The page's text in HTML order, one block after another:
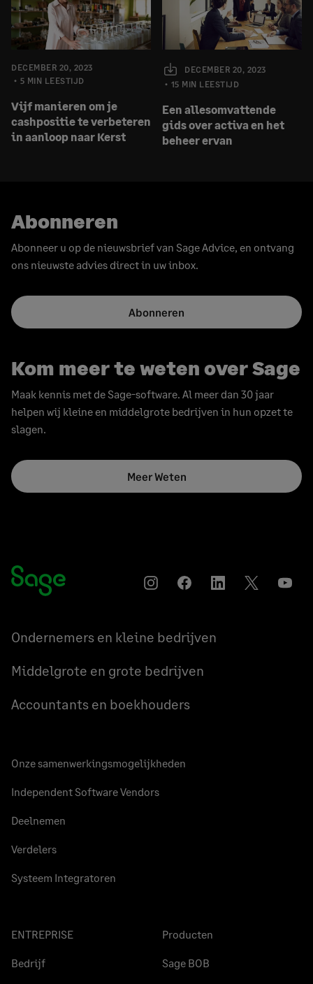
DECEMBER 20, 2023
5 MIN LEESTIJD
Vijf manieren om je
cashpositie te verbeteren
in aanloop naar Kerst
DECEMBER 20, 2023
15 MIN LEESTIJD
Een allesomvattende
gids over activa en het
beheer ervan
Abonneren
Abonneer u op de nieuwsbrief van Sage Advice, en ontvang
ons nieuwste advies direct in uw inbox.
Abonneren
Kom meer te weten over Sage
Maak kennis met de Sage-software. Al meer dan 30 jaar
helpen wij kleine en middelgrote bedrijven in hun opzet te
slagen.
Meer Weten
InstagramFacebookLinkedInTwitter
Ondernemers en kleine bedrijven
Middelgrote en grote bedrijven
Accountants en boekhouders
Onze samenwerkingsmogelijkheden
Independent Software Vendors
Deelnemen
Verdelers
Systeem Integratoren
ENTREPRISE
Bedrijf
Producten
Sage BOB